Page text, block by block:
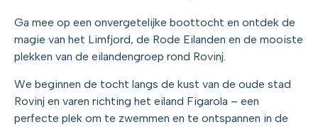
Ga mee op een onvergetelijke boottocht en ontdek de
magie van het Limfjord, de Rode Eilanden en de mooiste
plekken van de eilandengroep rond Rovinj.
We beginnen de tocht langs de kust van de oude stad
Rovinj en varen richting het eiland Figarola – een
perfecte plek om te zwemmen en te ontspannen in de